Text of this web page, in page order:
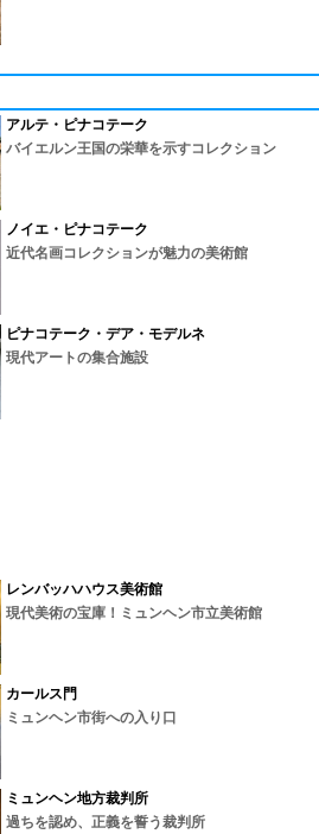
アルテ・ピナコテーク
バイエルン王国の栄華を示すコレクション
ノイエ・ピナコテーク
近代名画コレクションが魅力の美術館
ピナコテーク・デア・モデルネ
現代アートの集合施設
レンバッハハウス美術館
現代美術の宝庫！ミュンヘン市立美術館
カールス門
ミュンヘン市街への入り口
ミュンヘン地方裁判所
過ちを認め、正義を誓う裁判所